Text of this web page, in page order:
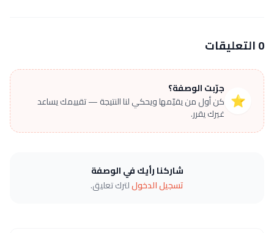
0 التعليقات
⭐
جرّبت الوصفة؟
كن أول من يقيّمها ويحكي لنا النتيجة — تقييمك يساعد
غيرك يقرر.
شاركنا رأيك في الوصفة
تسجيل الدخوللترك تعليق.